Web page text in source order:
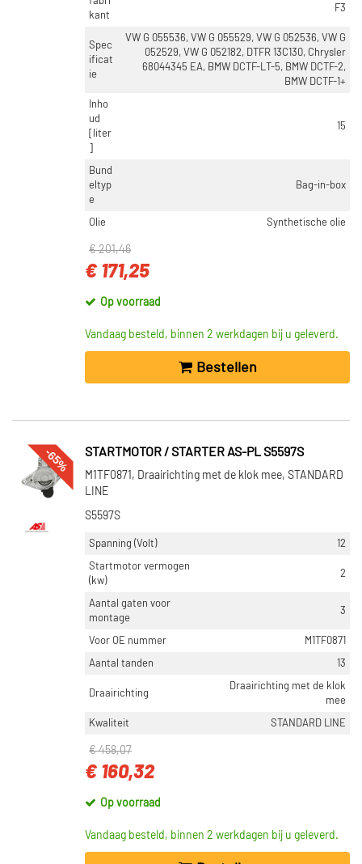
kant
F3
Spec
ificat
ie
VW G 055536, VW G 055529, VW G 052536, VW G
052529, VW G 052182, DTFR 13C130, Chrysler
68044345 EA, BMW DCTF-LT-5, BMW DCTF-2,
BMW DCTF-1+
Inho
ud
[liter
15
Bund
eltyp
e
Bag-in-box
Olie Synthetische olie
€ 201,46
€ 171,25
Op voorraad
Vandaag besteld, binnen 2 werkdagen bij u geleverd.
Bestellen
-65% STARTMOTOR / STARTER AS-PL S5597S
M1TF0871, Draairichting met de klok mee, STANDARD
LINE
S5597S
Spanning (Volt)
12
Startmotor vermogen
(kw)
2
Aantal gaten voor
montage
3
Voor OE nummer
M1TF0871
Aantal tanden
13
Draairichting
Draairichting met de klok
mee
Kwaliteit
STANDARD LINE
€ 458,07
€ 160,32
Op voorraad
Vandaag besteld, binnen 2 werkdagen bij u geleverd.